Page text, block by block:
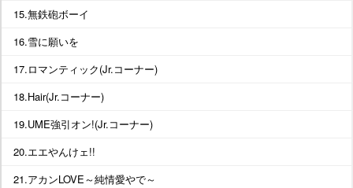
15.無鉄砲ボーイ
16.雪に願いを
17.ロマンティック(Jr.コーナー)
18.Hair(Jr.コーナー)
19.UME強引オン!(Jr.コーナー)
20.エエやんけェ!!
21.アカンLOVE～純情愛やで～